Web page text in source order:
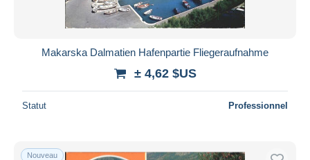
Makarska Dalmatien Hafenpartie Fliegeraufnahme
± 4,62 $US
Statut Professionnel
Nouveau